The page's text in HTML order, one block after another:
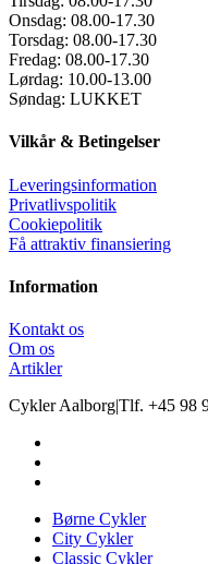
Onsdag: 08.00-17.30
Torsdag: 08.00-17.30
Fredag: 08.00-17.30
Lørdag: 10.00-13.00
Søndag: LUKKET
Vilkår & Betingelser
Leveringsinformation
Privatlivspolitik
Cookiepolitik
Få attraktiv finansiering
Information
Kontakt os
Om os
Artikler
Cykler Aalborg|Tlf. +45 98
Børne Cykler
City Cykler
Classic Cykler